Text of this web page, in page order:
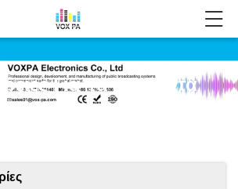
Για Τα Προϊόντα